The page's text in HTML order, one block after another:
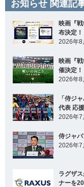
お知らせ 関連記
映画『
布決定！
2026年8
映画『
催決定！
2026年8
「侍ジ
代表 応
2026年7
侍ジャ
2026年7
ラグザ
ナーを